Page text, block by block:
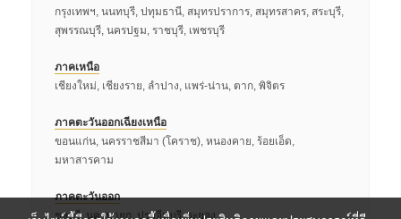
กรุงเทพฯ, นนทบุรี, ปทุมธานี, สมุทรปราการ, สมุทรสาคร, สระบุรี,
สุพรรณบุรี, นครปฐม, ราชบุรี, เพชรบุรี
ภาคเหนือ
เชียงใหม่, เชียงราย, ลำปาง, แพร่-น่าน, ตาก, พิจิตร
ภาคตะวันออกเฉียงเหนือ
ขอนแก่น, นครราชสีมา (โคราช), หนองคาย, ร้อยเอ็ด,
มหาสารคาม
ภาคตะวันออก
ชลบุรี, นครนายก, ปราจีนบุรี, ระยอง